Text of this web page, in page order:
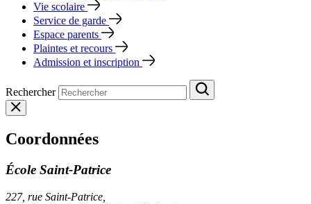
Vie scolaire
Service de garde
Espace parents
Plaintes et recours
Admission et inscription
Rechercher
Coordonnées
École Saint-Patrice
227, rue Saint-Patrice,